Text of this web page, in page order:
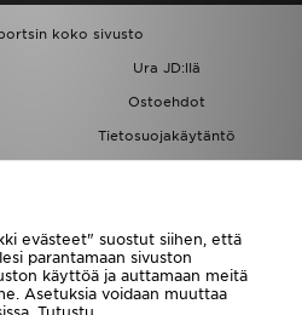
koko sivusto
Ura JD:llä
Ostoehdot
Tietosuojakäytäntö
JD Blog
evästeet" suostut siihen, että
parantamaan sivuston
käyttöä ja auttamaan meitä
Asetuksia voidaan muuttaa